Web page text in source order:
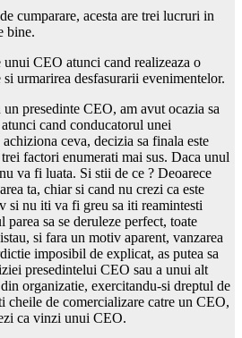
cumparare, acesta are trei lucruri in
bine.
unui CEO atunci cand realizeaza o
urmarirea desfasurarii evenimentelor.
presedinte CEO, am avut ocazia sa
cand conducatorul unei
ceva, decizia sa finala este
factori enumerati mai sus. Daca unul
va fi luata. Si stii de ce ? Deoarece
ta, chiar si cand nu crezi ca este
si nu iti va fi greu sa iti reamintesti
sa se deruleze perfect, toate
si fara un motiv aparent, vanzarea
imposibil de explicat, as putea sa
presedintelui CEO sau a unui alt
organizatie, exercitandu-si dreptul de
cheile de comercializare catre un CEO,
ca vinzi unui CEO.